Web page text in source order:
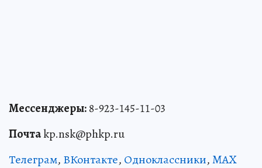
Мессенджеры:8-923-145-11-03
Почтаkp.nsk@phkp.ru
Телеграм, ВКонтакте, Одноклассники,MAX